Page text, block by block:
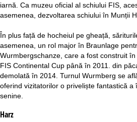
iarnă. Ca muzeu oficial al schiului FIS,
asemenea, dezvoltarea schiului în Munții
În plus față de hocheiul pe gheață,
asemenea, un rol major în Braunlage
Wurmbergschanze, care a fost construit
FIS Continental Cup până în 2011. din
demolată în 2014. Turnul Wurmberg se
oferind vizitatorilor o priveliște fantastică
senine.
Harz